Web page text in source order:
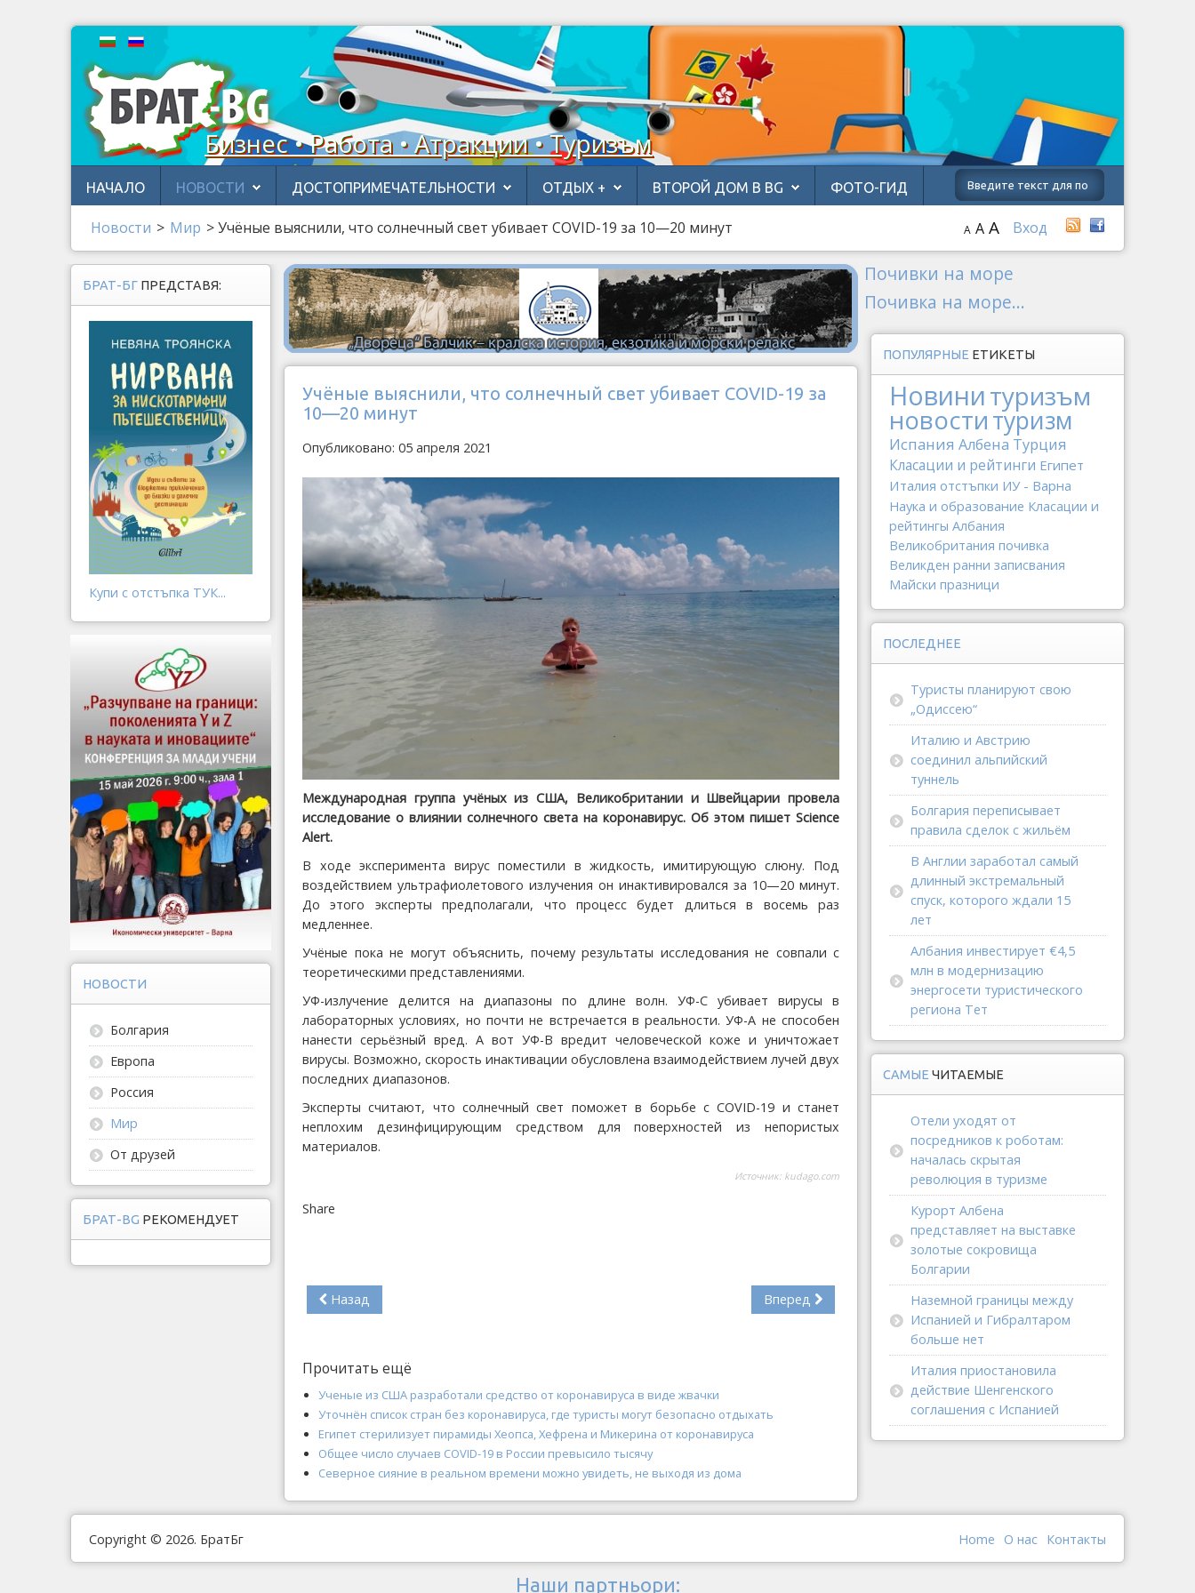
Бизнес • Работа • Атракции • Туризъм
НАЧАЛО НОВОСТИ ДОСТОПРИМЕЧАТЕЛЬНОСТИ ОТДЫХ + ВТОРОЙ ДОМ В BG ФОТО-ГИД
Новости > Мир >Учёные выяснили, что солнечный свет убивает COVID-19 за 10—20 минут Вход
A A A
Учёные выяснили, что солнечный свет убивает COVID-19 за
10—20 минут
Опубликовано: 05 апреля 2021
Международная группа учёных из США, Великобритании и Швейцарии провела
исследование о влиянии солнечного света на коронавирус. Об этом пишет Science
Alert.
В ходе эксперимента вирус поместили в жидкость, имитирующую слюну. Под
воздействием ультрафиолетового излучения он инактивировался за 10—20 минут.
До этого эксперты предполагали, что процесс будет длиться в восемь раз
медленнее.
Учёные пока не могут объяснить, почему результаты исследования не совпали с
теоретическими представлениями.
УФ-излучение делится на диапазоны по длине волн. УФ-C убивает вирусы в
лабораторных условиях, но почти не встречается в реальности. УФ-A не способен
нанести серьёзный вред. А вот УФ-B вредит человеческой коже и уничтожает
вирусы. Возможно, скорость инактивации обусловлена взаимодействием лучей двух
последних диапазонов.
Эксперты считают, что солнечный свет поможет в борьбе с COVID-19 и станет
неплохим дезинфицирующим средством для поверхностей из непористых
материалов.
Источник: kudago.com
Share
Назад Вперед
Прочитать ещё
Ученые из США разработали средство от коронавируса в виде жвачки
Уточнён список стран без коронавируса, где туристы могут безопасно отдыхать
Египет стерилизует пирамиды Хеопса, Хефрена и Микерина от коронавируса
Общее число случаев COVID-19 в России превысило тысячу
Северное сияние в реальном времени можно увидеть, не выходя из дома
БРАТ-БГ ПРЕДСТАВЯ:
Купи с отстъпка ТУК...
НОВОСТИ
Болгария
Европа
Россия
Мир
От друзей
БРАТ-BG РЕКОМЕНДУЕТ
Почивки на море
Почивка на море...
ПОПУЛЯРНЫЕ ЕТИКЕТЫ
Новинитуризъм
новоституризм
Испания Албена Турция
Класации и рейтинги Египет
Италия отстъпки ИУ - Варна
Наука и образование Класации и
рейтингы Албания
Великобритания почивка
Великден ранни записвания
Майски празници
ПОСЛЕДНЕЕ
Туристы планируют свою
„Одиссею“
Италию и Австрию
соединил альпийский
туннель
Болгария переписывает
правила сделок с жильём
В Англии заработал самый
длинный экстремальный
спуск, которого ждали 15
лет
Албания инвестирует €4,5
млн в модернизацию
энергосети туристического
региона Тет
САМЫЕ ЧИТАЕМЫЕ
Отели уходят от
посредников к роботам:
началась скрытая
революция в туризме
Курорт Албена
представляет на выставке
золотые сокровища
Болгарии
Наземной границы между
Испанией и Гибралтаром
больше нет
Италия приостановила
действие Шенгенского
соглашения с Испанией
Copyright © 2026. БратБг Контакты
О наc
Home
Наши партньори: